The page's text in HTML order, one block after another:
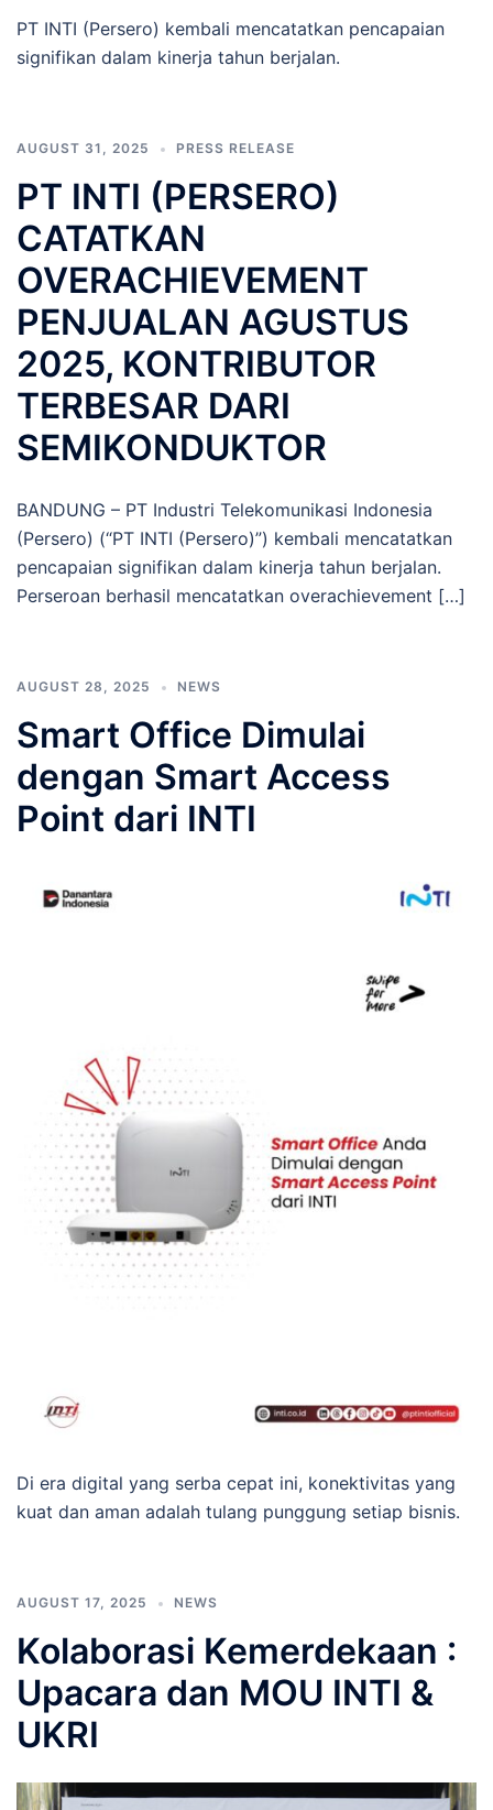
PT INTI (Persero) kembali mencatatkan pencapaian
signifikan dalam kinerja tahun berjalan.
AUGUST 31, 2025 PRESS RELEASE
PT INTI (PERSERO)
CATATKAN
OVERACHIEVEMENT
PENJUALAN AGUSTUS
2025, KONTRIBUTOR
TERBESAR DARI
SEMIKONDUKTOR
BANDUNG – PT Industri Telekomunikasi Indonesia
(Persero) (“PT INTI (Persero)”) kembali mencatatkan
pencapaian signifikan dalam kinerja tahun berjalan.
Perseroan berhasil mencatatkan overachievement […]
AUGUST 28, 2025 NEWS
Smart Office Dimulai
dengan Smart Access
Point dari INTI
Di era digital yang serba cepat ini, konektivitas yang
kuat dan aman adalah tulang punggung setiap bisnis.
AUGUST 17, 2025 NEWS
Kolaborasi Kemerdekaan :
Upacara dan MOU INTI &
UKRI